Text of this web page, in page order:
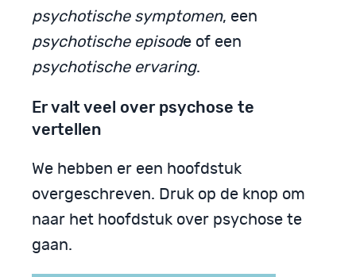
psychotische symptomen, een
psychotische episode of een
psychotische ervaring.
Er valt veel over psychose te
vertellen
We hebben er een hoofdstuk
overgeschreven. Druk op de knop om
naar het hoofdstuk over psychose te
gaan.